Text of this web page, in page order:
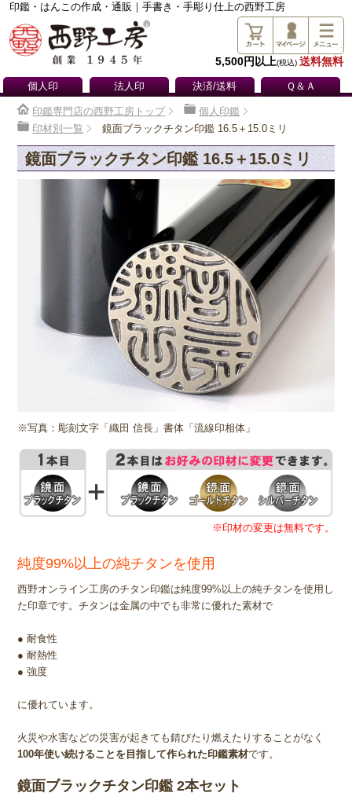
印鑑・はんこの作成・通販｜手書き・手彫り仕上の西野工房
5,500円以上(税込) 送料無料
個人印 法人印 決済/送料 Ｑ＆Ａ
印鑑専門店の西野工房トップ
個人印鑑
印材別一覧
鏡面ブラックチタン印鑑 16.5＋15.0ミリ
鏡面ブラックチタン印鑑 16.5＋15.0ミリ
※写真：彫刻文字「織田 信長」書体「流線印相体」
※印材の変更は無料です。
純度99%以上の純チタンを使用
西野オンライン工房のチタン印鑑は純度99%以上の純チタンを使用し
た印章です。チタンは金属の中でも非常に優れた素材で
● 耐食性
● 耐熱性
● 強度
に優れています。
火災や水害などの災害が起きても錆びたり燃えたりすることがなく
100年使い続けることを目指して作られた印鑑素材です。
鏡面ブラックチタン印鑑 2本セット